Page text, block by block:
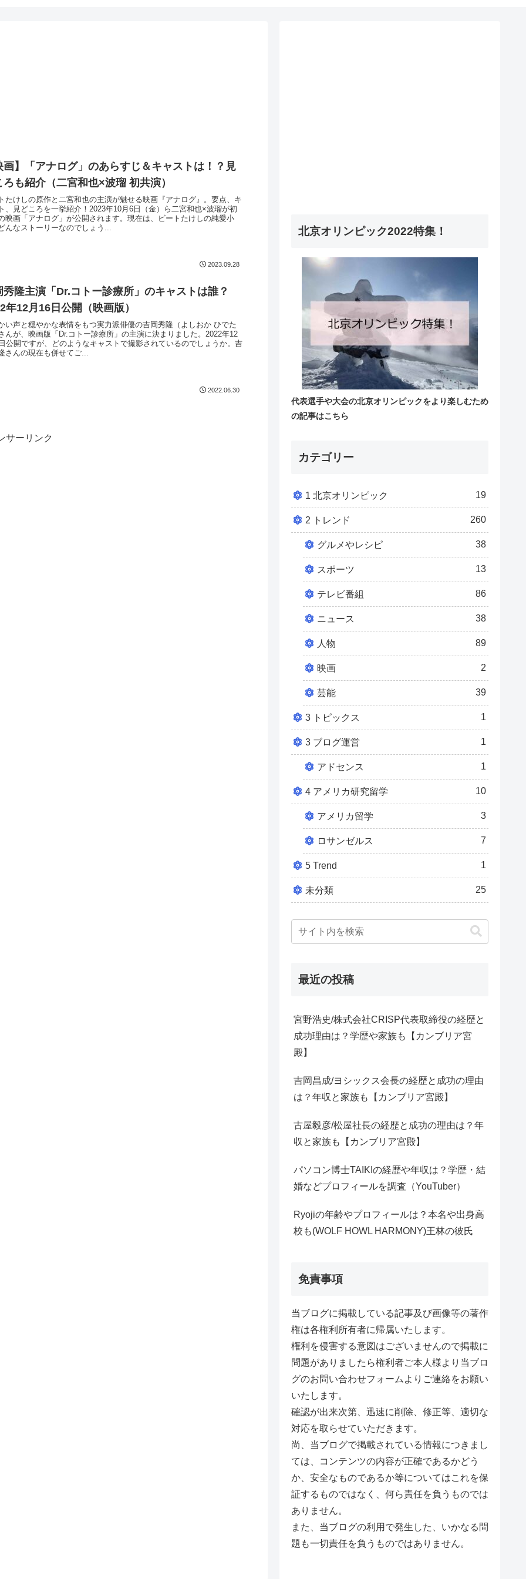
画】「アナログ」のあらすじ＆キャストは！？見
ろも紹介（二宮和也×波瑠 初共演）
たけしの原作と二宮和也の主演が魅せる映画『アナログ』。要点、キ
、見どころを一挙紹介！2023年10月6日（金）ら二宮和也×波瑠が初
映画「アナログ」が公開されます。現在は、ビートたけしの純愛小
んなストーリーなのでしょう...
2023.09.28
秀隆主演「Dr.コトー診療所」のキャストは誰？
年12月16日公開（映画版）
い声と穏やかな表情をもつ実力派俳優の吉岡秀隆（よしおか ひでた
んが、映画版「Dr.コトー診療所」の主演に決まりました。2022年12
公開ですが、どのようなキャストで撮影されているのでしょうか。吉
さんの現在も併せてご...
2022.06.30
サーリンク
北京オリンピック2022特集！
代表選手や大会の北京オリンピックをより楽しむため
の記事はこちら
カテゴリー
1 北京オリンピック 19
2 トレンド 260
グルメやレシピ 38
スポーツ 13
テレビ番組 86
ニュース 38
人物 89
映画 2
芸能 39
3 トピックス 1
3 ブログ運営 1
アドセンス 1
4 アメリカ研究留学 10
アメリカ留学 3
ロサンゼルス 7
5 Trend 1
未分類 25
最近の投稿
宮野浩史/株式会社CRISP代表取締役の経歴と
成功理由は？学歴や家族も【カンブリア宮
殿】
吉岡昌成/ヨシックス会長の経歴と成功の理由
は？年収と家族も【カンブリア宮殿】
古屋毅彦/松屋社長の経歴と成功の理由は？年
収と家族も【カンブリア宮殿】
パソコン博士TAIKIの経歴や年収は？学歴・結
婚などプロフィールを調査（YouTuber）
Ryojiの年齢やプロフィールは？本名や出身高
校も(WOLF HOWL HARMONY)王林の彼氏
免責事項
当ブログに掲載している記事及び画像等の著作
権は各権利所有者に帰属いたします。
権利を侵害する意図はございませんので掲載に
問題がありましたら権利者ご本人様より当ブロ
グのお問い合わせフォームよりご連絡をお願い
いたします。
確認が出来次第、迅速に削除、修正等、適切な
対応を取らせていただきます。
尚、当ブログで掲載されている情報につきまし
ては、コンテンツの内容が正確であるかどう
か、安全なものであるか等についてはこれを保
証するものではなく、何ら責任を負うものでは
ありません。
また、当ブログの利用で発生した、いかなる問
題も一切責任を負うものではありません。